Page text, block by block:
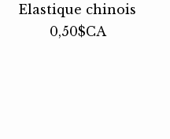
Elastique chinois
0,50$CA